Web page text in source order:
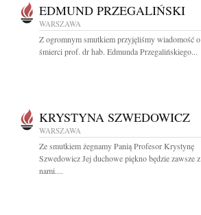
EDMUND PRZEGALIŃSKI
WARSZAWA
Z ogromnym smutkiem przyjęliśmy wiadomość o
śmierci prof. dr hab. Edmunda Przegalińskiego...
KRYSTYNA SZWEDOWICZ
WARSZAWA
Ze smutkiem żegnamy Panią Profesor Krystynę
Szwedowicz Jej duchowe piękno będzie zawsze z
nami....